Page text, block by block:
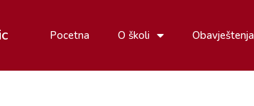
Pocetna O školi Obavještenja